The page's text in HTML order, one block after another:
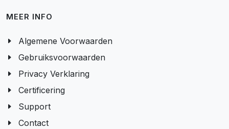
MEER INFO
Algemene Voorwaarden
Gebruiksvoorwaarden
Privacy Verklaring
Certificering
Support
Contact